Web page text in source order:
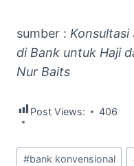
sumber : Konsultasi
di Bank untuk Haji
Nur Baits
Post Views: 406
Post
#bank konvensional